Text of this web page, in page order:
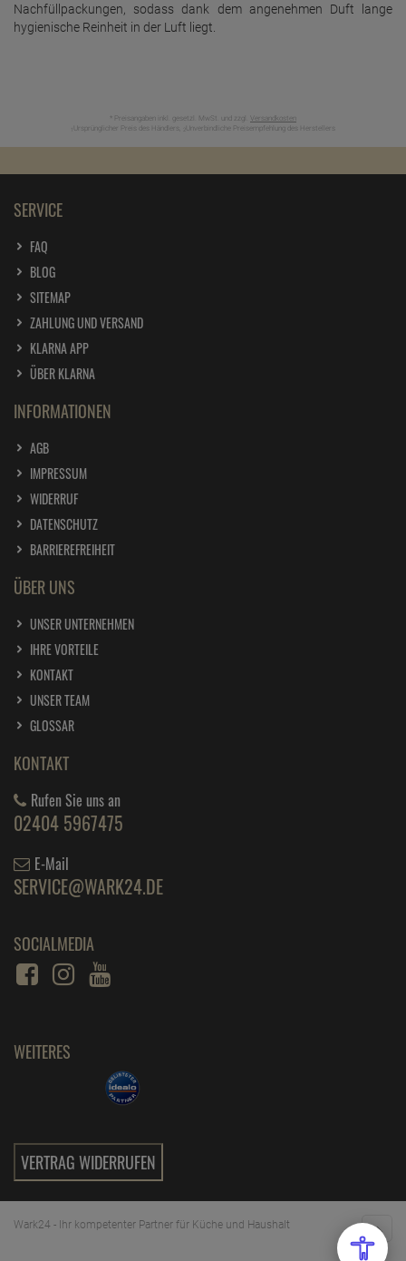
Nachfüllpackungen, sodass dank dem angenehmen Duft lange
hygienische Reinheit in der Luft liegt.
* Preisangaben inkl. gesetzl. MwSt. und zzgl. Versandkosten
Ursprünglicher Preis des Händlers, Unverbindliche Preisempfehlung des Herstellers
SERVICE
FAQ
BLOG
SITEMAP
ZAHLUNG UND VERSAND
KLARNA APP
ÜBER KLARNA
INFORMATIONEN
AGB
IMPRESSUM
WIDERRUF
DATENSCHUTZ
BARRIEREFREIHEIT
ÜBER UNS
UNSER UNTERNEHMEN
IHRE VORTEILE
KONTAKT
UNSER TEAM
GLOSSAR
KONTAKT
Rufen Sie uns an
02404 5967475
E-Mail
SERVICE@WARK24.DE
SOCIALMEDIA
WEITERES
VERTRAG WIDERRUFEN
Wark24 - Ihr kompetenter Partner für Küche und Haushalt